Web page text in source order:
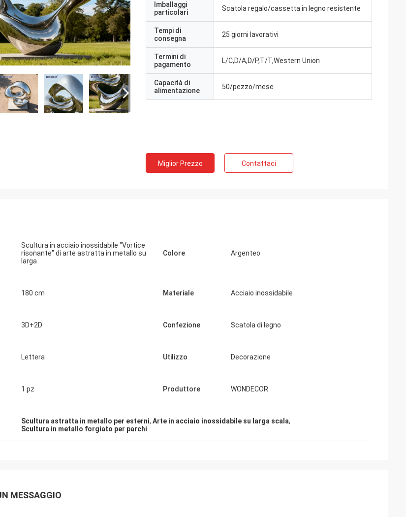
Imballaggi
particolari
Scatola regalo/cassetta in legno resistente
Tempi di
consegna
25 giorni lavorativi
Termini di
pagamento
L/C,D/A,D/P,T/T,Western Union
Capacità di
alimentazione
50/pezzo/mese
Miglior Prezzo Contattaci
Scultura in acciaio inossidabile "Vortice
risonante" di arte astratta in metallo su
larga
Colore Argenteo
180 cm Materiale Acciaio inossidabile
3D+2D Confezione Scatola di legno
Lettera Utilizzo Decorazione
1 pz Produttore WONDECOR
Scultura astratta in metallo per esterni, Arte in acciaio inossidabile su larga scala,
Scultura in metallo forgiato per parchi
MESSAGGIO